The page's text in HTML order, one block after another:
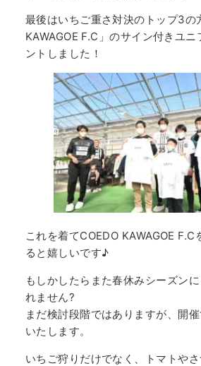
最後はいちご重さ対決のトップ3の
KAWAGOE F.C」のサイン付きユ
ントしました！
これを着てCOEDO KAWAGOE F.C
ると嬉しいです♪
もしかしたらまた春休みシーズン
れません?
まだ検討段階ではありますが、開
いたします。
いちご狩りだけでなく、トマトや